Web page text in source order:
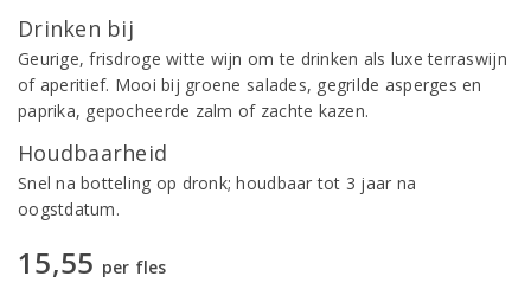
Drinken bij
Geurige, frisdroge witte wijn om te drinken als luxe terraswijn
of aperitief. Mooi bij groene salades, gegrilde asperges en
paprika, gepocheerde zalm of zachte kazen.
Houdbaarheid
Snel na botteling op dronk; houdbaar tot 3 jaar na
oogstdatum.
15,55 per fles